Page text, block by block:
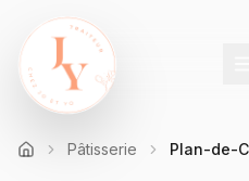
Pâtisserie Plan-de-